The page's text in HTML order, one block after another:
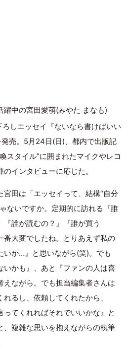
躍中の宮田愛萌(みやた まなも)
しエッセイ『ないなら書けばいい
売。5月24日(日)、都内で出版記
スタイル”に囲まれたマイクやレコ
インタビューに応じた。
田は「エッセイって、結構“自分
ないですか。定期的に訪れる『誰
誰が読むの？』『誰が買う
番大変でしたね。とりあえず私の
いか…』と思いながら(笑)。でも
いかも』、あと『ファンの人は喜
えながら。でも担当編集者さんは
れるし、依頼してくれたから、
ってくれればそれでいいかな』と
、複雑な思いを抱えながらの執筆